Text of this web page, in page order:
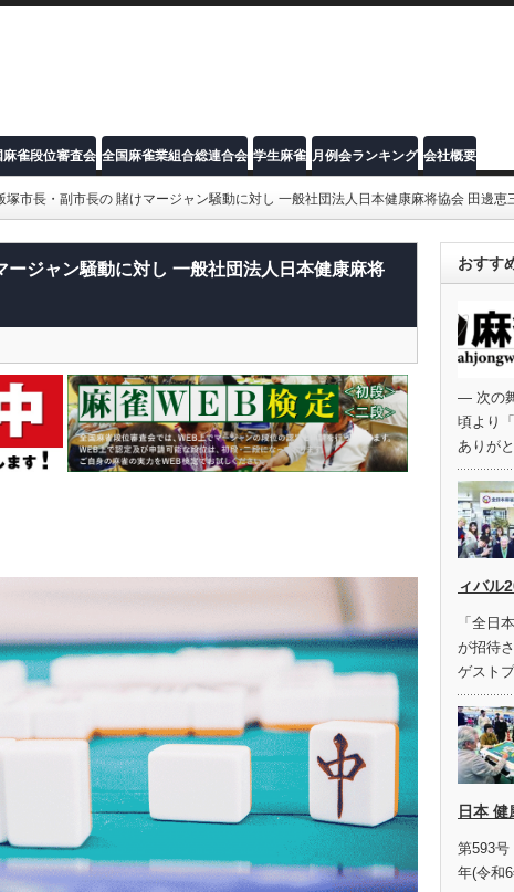
麻雀段位審査会 全国麻雀業組合総連合会 学生麻雀 月例会ランキング 会社概要
塚市長・副市長の 賭けマージャン騒動に対し 一般社団法人日本健康麻将協会 田邊恵
ジャン騒動に対し 一般社団法人日本健康麻将
おすす
― 次の
頃より
ありが
ィバル
「全日
が招待
ゲスト
日本
第593
年(令和